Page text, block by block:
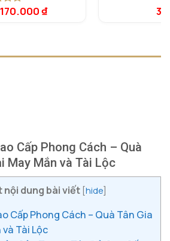
5
Giá
170.000₫Giá
Cấp Phong Cách – Quà
May Mắn và Tài Lộc
nội dung bài viết [hide]
Cấp Phong Cách – Quà Tân Gia
Tài Lộc